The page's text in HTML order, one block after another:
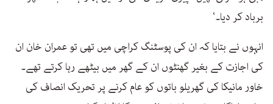
برباد کر دیا۔‘
انہوں نے بتایا کہ ان کی پوسٹنگ کراچی میں تھی تو عمران خان ان
کی اجازت کے بغیر گھنٹوں ان کے گھر میں بیٹھے رہا کرتے تھے۔
خاور مانیکا کی گھریلو باتوں کو عام کرنے پر تحریک انصاف کی